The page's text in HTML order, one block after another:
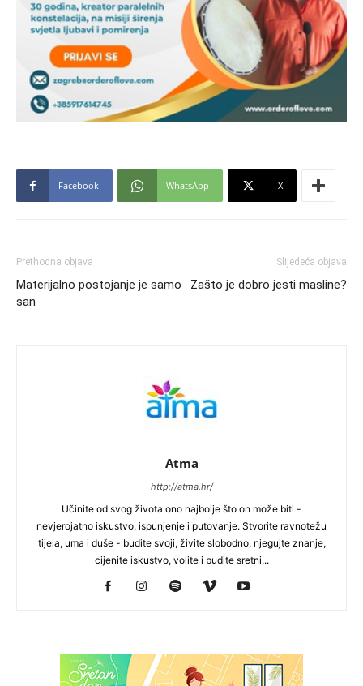
Facebook WhatsApp X
Prethodna objava
Materijalno postojanje je samo
san
Slijedeća objava
Zašto je dobro jesti masline?
Atma
http://atma.hr/
Učinite od svog života ono najbolje što on može biti -
nevjerojatno iskustvo, ispunjenje i putovanje. Stvorite ravnotežu
tijela, uma i duše - budite svoji, živite slobodno, njegujte znanje,
cijenite iskustvo, volite i budite sretni...